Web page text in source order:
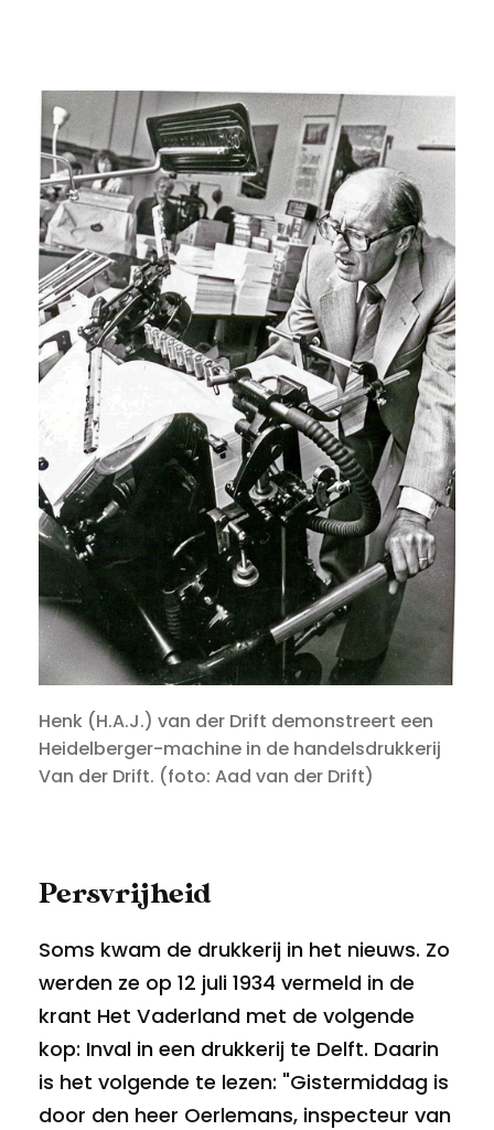
Henk (H.A.J.) van der Drift demonstreert een
Heidelberger-machine in de handelsdrukkerij
Van der Drift. (foto: Aad van der Drift)
Persvrijheid
Soms kwam de drukkerij in het nieuws. Zo
werden ze op 12 juli 1934 vermeld in de
krant Het Vaderland met de volgende
kop: Inval in een drukkerij te Delft. Daarin
is het volgende te lezen: "Gistermiddag is
door den heer Oerlemans, inspecteur van